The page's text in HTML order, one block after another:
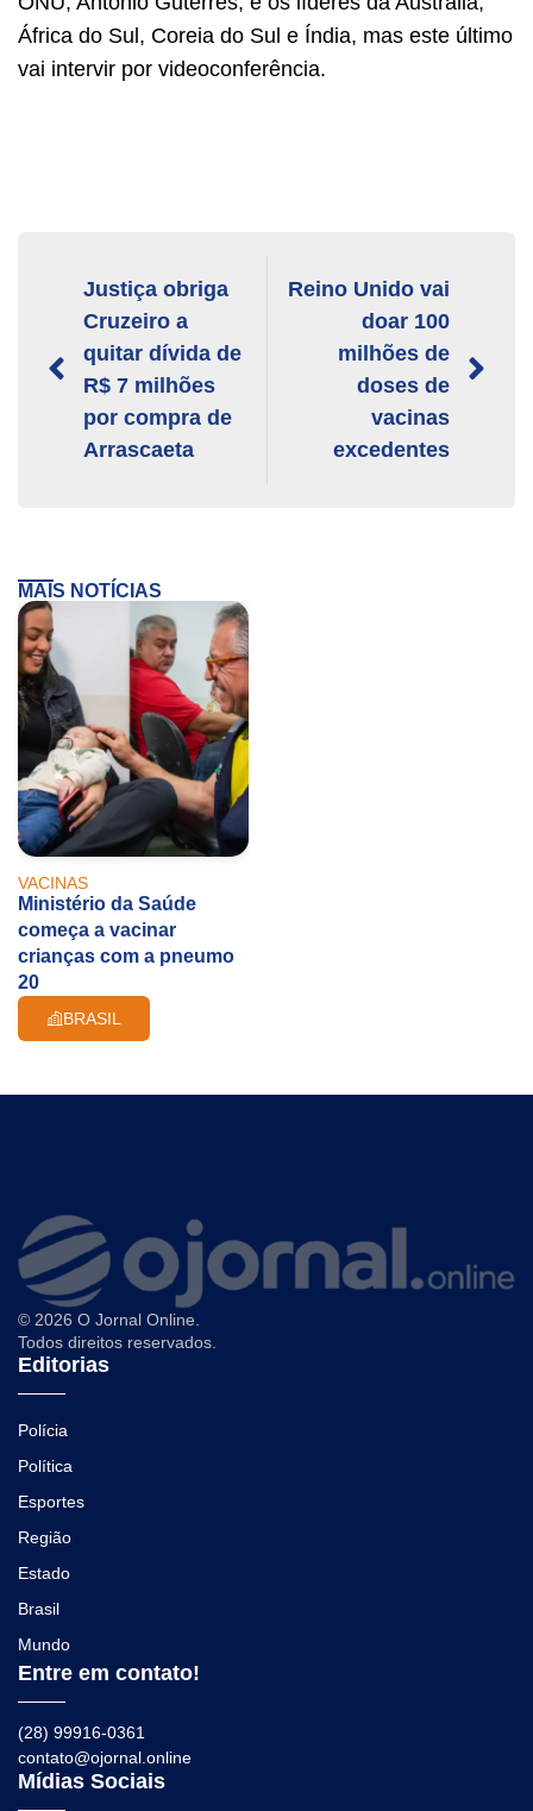
África do Sul, Coreia do Sul e Índia, mas este último
vai intervir por videoconferência.
Justiça obriga
Cruzeiro a
quitar dívida de
R$ 7 milhões
por compra de
Arrascaeta
Reino Unido vai
doar 100
milhões de
doses de
vacinas
excedentes
MAIS NOTÍCIAS
VACINAS
Ministério da Saúde
começa a vacinar
crianças com a pneumo
20
BRASIL
© 2026 O Jornal Online.
Todos direitos reservados.
Editorias
Polícia
Política
Esportes
Região
Estado
Brasil
Mundo
Entre em contato!
(28) 99916-0361
contato@ojornal.online
Mídias Sociais